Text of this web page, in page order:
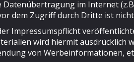
Datenübertragung im Internet
dem Zugriff durch Dritte ist
Impressumspflicht
wird hiermit ausdrücklich
von Werbeinformationen,